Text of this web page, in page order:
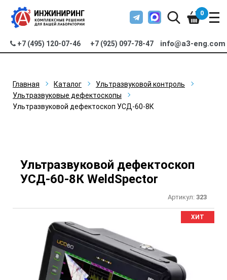
+7 (495) 120-07-46 +7 (925) 097-78-47 info@a3-eng.com
0
Главная Каталог
Ультразвуковой контроль
Ультразвуковые дефектоскопы
Ультразвуковой дефектоскоп УСД-60-8К
Ультразвуковой дефектоскоп
УСД-60-8К WeldSpector
Артикул: 323
ХИТ